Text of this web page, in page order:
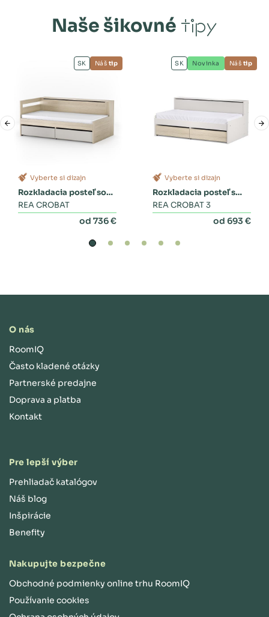
Naše šikovné tipy
Vyberte si dizajn
Rozkladacia posteľ so
zásuvkami
REA CROBAT
od 736 €
SK Náš tip
Vyberte si dizajn
Rozkladacia posteľ s
dvoma zásuvkami a
REA CROBAT 3
od 693 €
SK Novinka Náš tip
O nás
RoomIQ
Často kladené otázky
Partnerské predajne
Doprava a platba
Kontakt
Pre lepší výber
Prehliadač katalógov
Náš blog
Inšpirácie
Benefity
Nakupujte bezpečne
Obchodné podmienky online trhu RoomIQ
Používanie cookies